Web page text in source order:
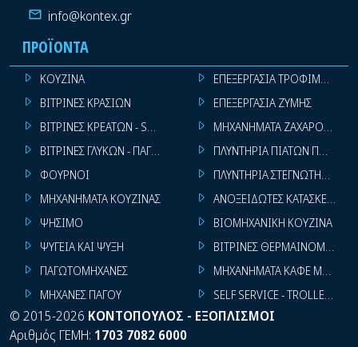
info@kontex.gr
ΠΡΟΪΌΝΤΑ
ΚΟΥΖΙΝΑ
ΒΙΤΡΙΝΕΣ ΚΡΑΣΙΩΝ
ΒΙΤΡΙΝΕΣ ΚΡΕΑΤΩΝ - SUPER MARKET
ΒΙΤΡΙΝΕΣ ΓΛΥΚΩΝ - ΠΑΓΩΤΩΝ
ΦΟΥΡΝΟΙ
ΜΗΧΑΝΗΜΑΤΑ ΚΟΥΖΙΝΑΣ
ΨΗΣΙΜΟ
ΨΥΓΕΙΑ ΚΑΙ ΨΥΞΗ
ΠΑΓΩΤΟΜΗΧΑΝΕΣ
ΜΗΧΑΝΕΣ ΠΑΓΟΥ
ΕΠΕΞΕΡΓΑΣΙΑ ΤΡΟΦΙΜΩΝ
ΕΠΕΞΕΡΓΑΣΙΑ ΖΥΜΗΣ
ΜΗΧΑΝΗΜΑΤΑ
ΠΛΥΝΤΗΡΙΑ ΠΙΑΤΩΝ
ΠΛΥΝΤΗΡΙΑ ΣΤΕΓΝΩΤΗΡΙΑ
ΑΝΟΞΕΙΔΩΤΕΣ ΚΑΤΑΣΚΕΥΕΣ
ΒΙΟΜΗΧΑΝΙΚΗ ΚΟΥΖΙΝΑ
ΒΙΤΡΙΝΕΣ ΘΕΡΜΑΙΝΟΜΕΝΕΣ
ΜΗΧΑΝΗΜΑΤΑ ΚΑΦΕ ΜΠΑΡ
SELF SERVICE - TROLLEY -
© 2015-2026 ΚΟΝΤΟΠΟΥΛΟΣ - ΕΞΟΠΛΙΣΜΟΙ
Αριθμός ΓΕΜΗ: 1703 7082 6000